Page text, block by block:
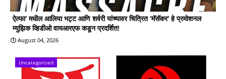
ऐल्फा' मधील आलिया भट्ट आणि शर्वरी यांच्यावर चित्रित 'मॅसॅकर' हे प्रमोशनल
म्युझिक व्हिडीओ वायआरएफ कडून प्रदर्शित!
August 04, 2026
Uncategorized